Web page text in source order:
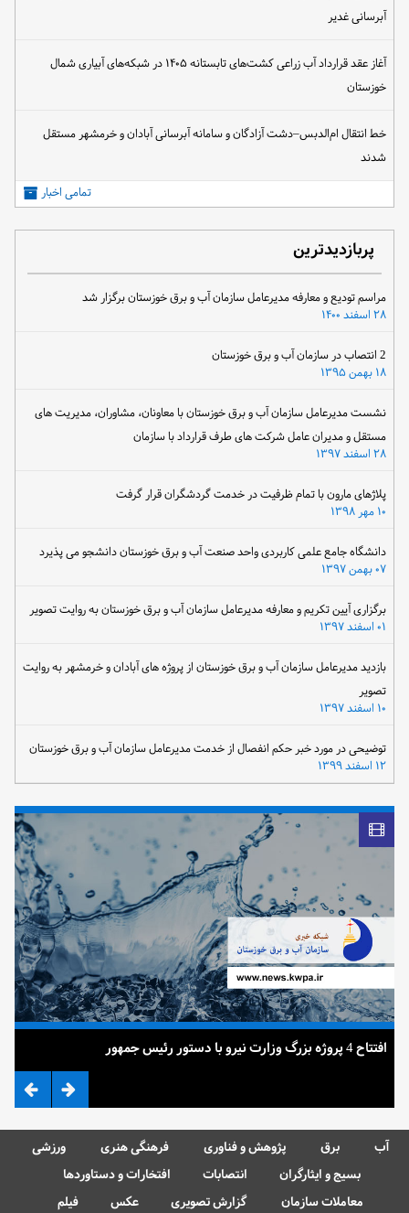
آبرسانی غدیر
آغاز عقد قرارداد آب زراعی کشت‌های تابستانه ۱۴۰۵ در شبکه‌های آبیاری شمال
خوزستان
خط انتقال ام‌الدبس–دشت آزادگان و سامانه آبرسانی آبادان و خرمشهر مستقل
شدند
تمامی اخبار
پربازدیدترین
مراسم تودیع و معارفه مدیرعامل سازمان آب و برق خوزستان برگزار شد
۲۸ اسفند ۱۴۰۰
۱۸ بهمن ۱۳۹۵
نشست مدیرعامل سازمان آب و برق خوزستان با معاونان، مشاوران، مدیریت های
مستقل و مدیران عامل شرکت های طرف قرارداد با سازمان
۲۸ اسفند ۱۳۹۷
پلاژهای مارون با تمام ظرفیت در خدمت گردشگران قرار گرفت
دانشگاه جامع علمی کاربردی واحد صنعت آب و برق خوزستان دانشجو می پذیرد
۰۷ بهمن ۱۳۹۷
برگزاری آیین تکریم و معارفه مدیرعامل سازمان آب و برق خوزستان به روایت تصویر
بازدید مدیرعامل سازمان آب و برق خوزستان از پروژه های آبادان و خرمشهر به روایت
تصویر
توضیحی در مورد خبر حکم انفصال از خدمت مدیرعامل سازمان آب و برق خوزستان
۱۲ اسفند ۱۳۹۹
افتتاح 4 پروژه بزرگ وزارت نیرو با دستور رئیس جمهور
آب برق پژوهش و فناوری فرهنگی هنری
ورزشی
بسیج و ایثارگران
انتصابات
افتخارات و دستاوردها
معاملات سازمان
گزارش تصویری عکس فیلم